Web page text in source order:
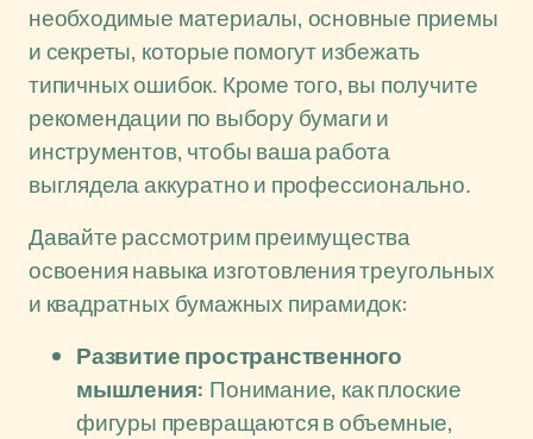
необходимые материалы, основные приемы
и секреты, которые помогут избежать
типичных ошибок. Кроме того, вы получите
рекомендации по выбору бумаги и
инструментов, чтобы ваша работа
выглядела аккуратно и профессионально.
Давайте рассмотрим преимущества
освоения навыка изготовления треугольных
и квадратных бумажных пирамидок:
Развитие пространственного
мышления: Понимание, как плоские
фигуры превращаются в объемные,